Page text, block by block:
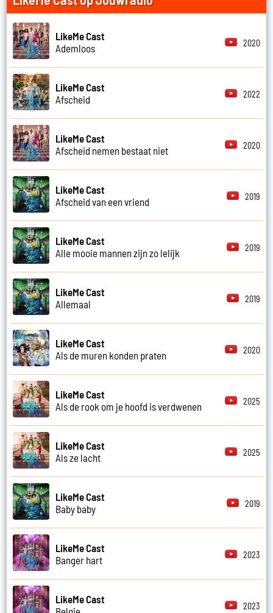
LikeMe Cast
Ademloos
2020
LikeMe Cast
Afscheid
2022
LikeMe Cast
Afscheid nemen bestaat niet
2020
LikeMe Cast
Afscheid van een vriend
2019
LikeMe Cast
Alle mooie mannen zijn zo lelijk
2019
LikeMe Cast
Allemaal
2019
LikeMe Cast
Als de muren konden praten
2020
LikeMe Cast
Als de rook om je hoofd is verdwenen
2025
LikeMe Cast
Als ze lacht
2025
LikeMe Cast
Baby baby
2019
LikeMe Cast
Banger hart
2023
LikeMe Cast
2023